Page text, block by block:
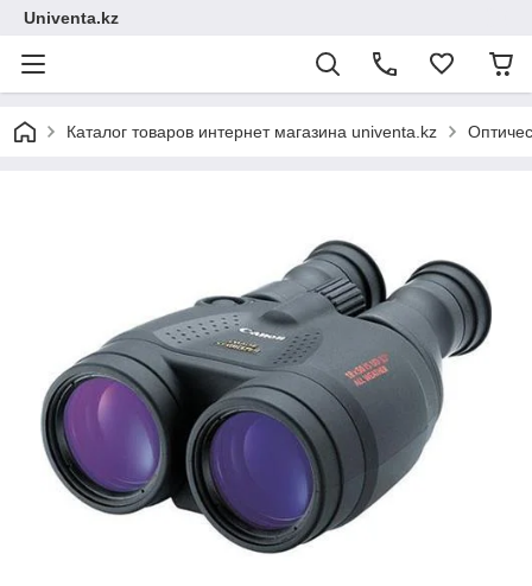
Univenta.kz
Каталог товаров интернет магазина univenta.kz